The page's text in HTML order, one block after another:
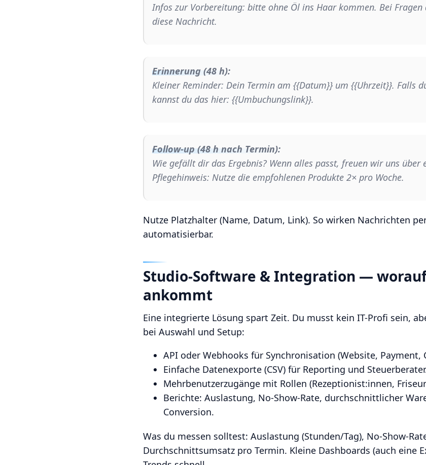
Infos zur Vorbereitung: bitte ohne Öl ins Haar kommen. Bei
diese Nachricht.
Erinnerung (48 h):
Kleiner Reminder: Dein Termin am {{Datum}} um {{Uhrzeit}}. Falls
kannst du das hier: {{Umbuchungslink}}.
Follow-up (48 h nach Termin):
Wie gefällt dir das Ergebnis? Wenn alles passt, freuen wir uns über
Pflegehinweis: Nutze die empfohlenen Produkte 2× pro Woche.
Nutze Platzhalter (Name, Datum, Link). So wirken Nachrichten
automatisierbar.
Studio-Software & Integration —
ankommt
Eine integrierte Lösung spart Zeit. Du musst kein IT-Profi sein,
bei Auswahl und Setup:
API oder Webhooks für Synchronisation (Website, Payment,
Einfache Datenexporte (CSV) für Reporting und
Mehrbenutzerzugänge mit Rollen (Rezeptionist:innen,
Berichte: Auslastung, No-Show-Rate, durchschnittlicher
Conversion.
Was du messen solltest: Auslastung (Stunden/Tag), No-Show-
Durchschnittsumsatz pro Termin. Kleine Dashboards (auch eine